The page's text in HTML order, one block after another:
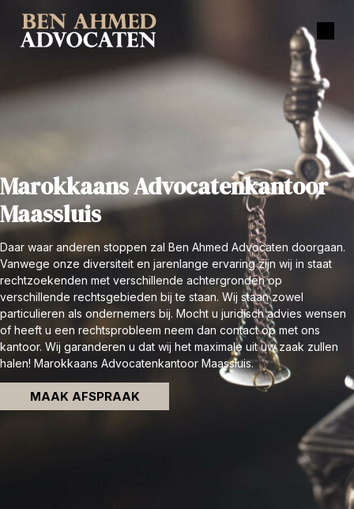
Marokkaans Advocatenkantoor
Maassluis
Daar waar anderen stoppen zal Ben Ahmed Advocaten doorgaan.
Vanwege onze diversiteit en jarenlange ervaring zijn wij in staat
rechtzoekenden met verschillende achtergronden op
verschillende rechtsgebieden bij te staan. Wij staan zowel
particulieren als ondernemers bij. Mocht u juridisch advies wensen
of heeft u een rechtsprobleem neem dan contact op met ons
kantoor. Wij garanderen u dat wij het maximale uit uw zaak zullen
halen! Marokkaans Advocatenkantoor Maassluis.
MAAK AFSPRAAK